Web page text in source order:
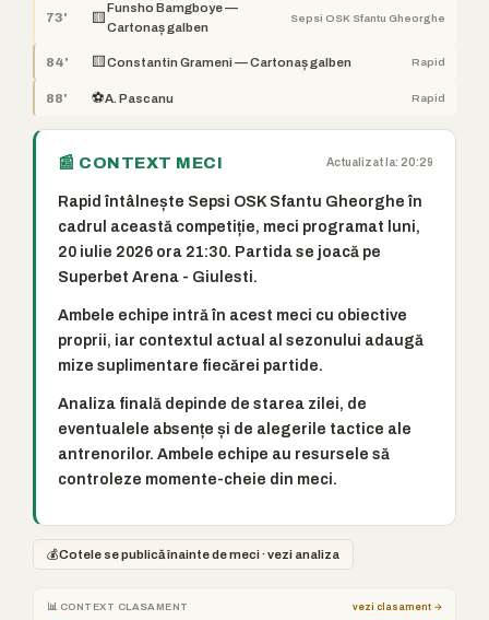
73' 🟨
Funsho Bamgboye —
Cartonaș galben
Sepsi OSK Sfantu Gheorghe
84' 🟨 Constantin Grameni — Cartonaș galben Rapid
88' ⚽A. Pascanu Rapid
📰 CONTEXT MECI Actualizat la: 20:29
Rapid întâlnește Sepsi OSK Sfantu Gheorghe în
cadrul această competiție, meci programat luni,
20 iulie 2026 ora 21:30. Partida se joacă pe
Superbet Arena - Giulesti.
Ambele echipe intră în acest meci cu obiective
proprii, iar contextul actual al sezonului adaugă
mize suplimentare fiecărei partide.
Analiza finală depinde de starea zilei, de
eventualele absențe și de alegerile tactice ale
antrenorilor. Ambele echipe au resursele să
controleze momente-cheie din meci.
💰Cotele se publică înainte de meci · vezi analiza
📊 CONTEXT CLASAMENT vezi clasament →